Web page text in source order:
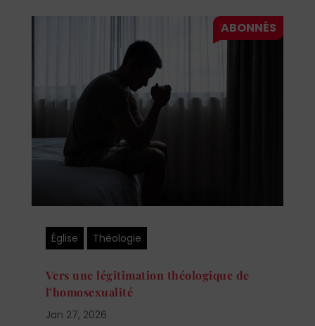
Église Théologie
Vers une légitimation théologique de
l’homosexualité
Jan 27, 2026